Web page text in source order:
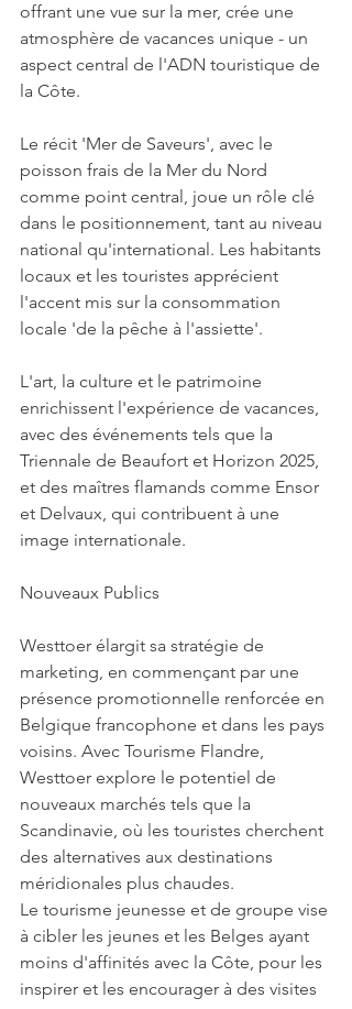
offrant une vue sur la mer, crée une
atmosphère de vacances unique - un
aspect central de l'ADN touristique de
la Côte.
Le récit 'Mer de Saveurs', avec le
poisson frais de la Mer du Nord
comme point central, joue un rôle clé
dans le positionnement, tant au niveau
national qu'international. Les habitants
locaux et les touristes apprécient
l'accent mis sur la consommation
locale 'de la pêche à l'assiette'.
L'art, la culture et le patrimoine
enrichissent l'expérience de vacances,
avec des événements tels que la
Triennale de Beaufort et Horizon 2025,
et des maîtres flamands comme Ensor
et Delvaux, qui contribuent à une
image internationale.
Nouveaux Publics
Westtoer élargit sa stratégie de
marketing, en commençant par une
présence promotionnelle renforcée en
Belgique francophone et dans les pays
voisins. Avec Tourisme Flandre,
Westtoer explore le potentiel de
nouveaux marchés tels que la
Scandinavie, où les touristes cherchent
des alternatives aux destinations
méridionales plus chaudes.
Le tourisme jeunesse et de groupe vise
à cibler les jeunes et les Belges ayant
moins d'affinités avec la Côte, pour les
inspirer et les encourager à des visites